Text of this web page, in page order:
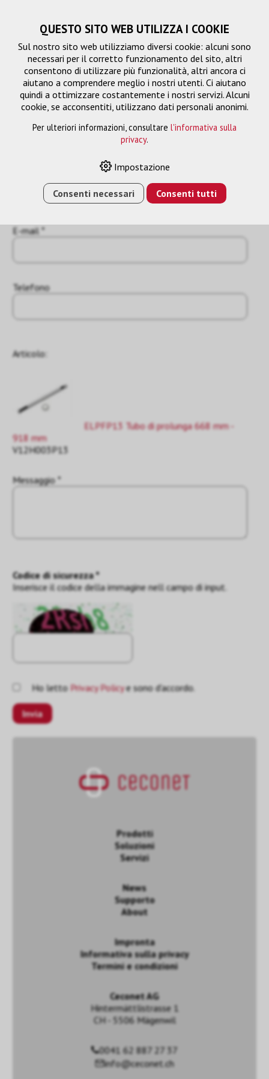
E-mail *
Telefono
Articolo:
ELPFP13 Tubo di prolunga 668 mm -
918 mm
V12H003P13
Messaggio *
Codice di sicurezza *
Inserisce il codice della immagine nell campo di input.
Ho lettoPrivacy Policye sono d'accordo.
Prodotti
Soluzioni
Servizi
News
Supporto
About
Impronta
Informativa sulla privacy
Termini e condizioni
Ceconet AG
Hintermättlistrasse 1
CH - 5506 Mägenwil
0041 62 887 27 37
info@ceconet.ch
QUESTO SITO WEB UTILIZZA I COOKIE
Sul nostro sito web utilizziamo diversi cookie: alcuni sono
necessari per il corretto funzionamento del sito, altri
consentono di utilizzare più funzionalità, altri ancora ci
aiutano a comprendere meglio i nostri utenti. Ci aiutano
quindi a ottimizzare costantemente i nostri servizi. Alcuni
cookie, se acconsentiti, utilizzano dati personali anonimi.
Per ulteriori informazioni, consultare l'informativa sulla
privacy.
Impostazione
Consenti necessari Consenti tutti